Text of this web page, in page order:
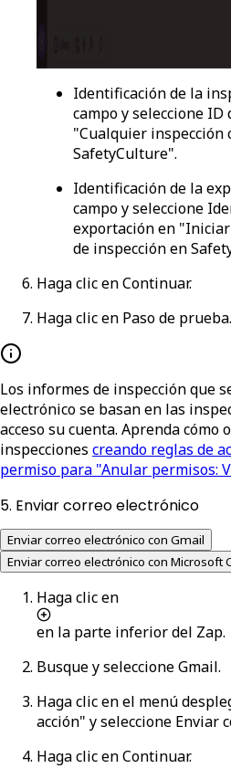
Identificación de la
campo y seleccione ID
"Cualquier inspección
SafetyCulture".
Identificación de la
campo y seleccione
exportaciónen
de inspección en
Haga clic enContinuar.
Haga clic en Paso de prueba.
Los informes de inspección que
electrónico se basan en las
acceso su cuenta. Aprenda cómo
inspecciones creando reglas de
permiso para "Anular permisos:
5. Enviar correo electrónico
Enviar correo electrónico con Gmail
Enviar correo electrónico con Microsoft
Haga clic en
en la parte inferior del Zap.
Busque y seleccioneGmail.
Haga clic en el menú
acción" y seleccione Enviar
Haga clic enContinuar.